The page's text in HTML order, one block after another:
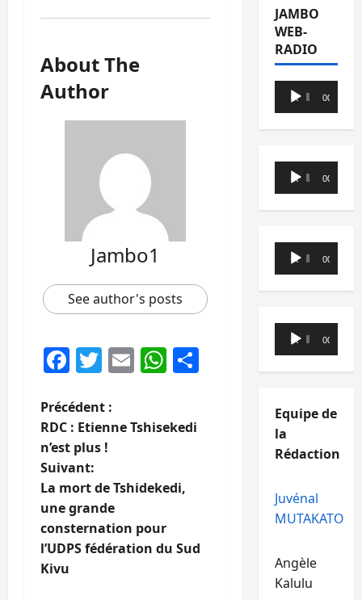
About The
Author
Jambo1
See author's posts
Facebook
Twitter
EmailWhatsApp
Partager
N
a
v
i
g
a
Précédent :
RDC : Etienne Tshisekedi
n’est plus !
Suivant:
La mort de Tshidekedi,
une grande
consternation pour
l’UDPS fédération du Sud
Kivu
JAMBO
WEB-
RADIO
Lecteur
audio
00:00 00:00
Lecteur
audio
00:00 00:00
Lecteur
audio
00:00 00:00
Lecteur
audio
00:00 00:00
Equipe de
la
Rédaction
Juvénal
MUTAKATO
Angèle
Kalulu